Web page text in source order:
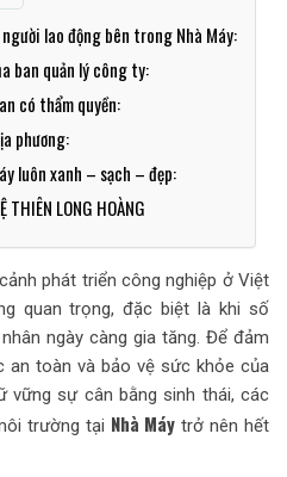
lao động bên trong Nhà Máy:
ban quản lý công ty:
có thẩm quyền:
phương:
luôn xanh – sạch – đẹp:
THIÊN LONG HOÀNG
phát triển công nghiệp ở Việt
quan trọng, đặc biệt là khi số
ngày càng gia tăng. Để đảm
toàn và bảo vệ sức khỏe của
vững sự cân bằng sinh thái, các
trường tại Nhà Máy trở nên hết